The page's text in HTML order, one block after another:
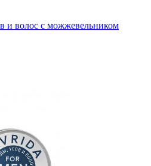
и волос с можжевельником